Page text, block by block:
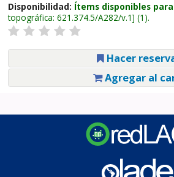
Disponibilidad: Ítems disponibles
topográfica: 621.374.5/A282/v.1 (1).
Hacer
Agregar al